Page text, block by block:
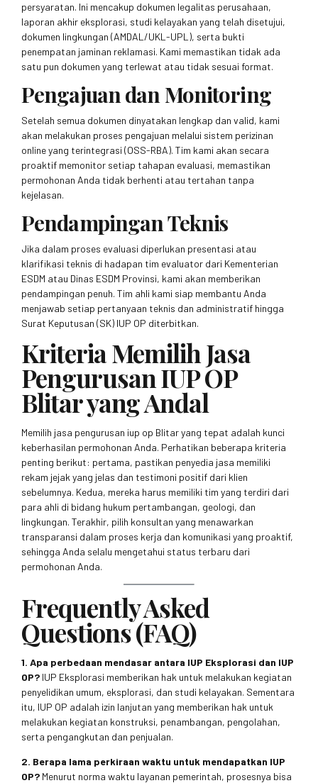
persyaratan. Ini mencakup dokumen legalitas perusahaan,
laporan akhir eksplorasi, studi kelayakan yang telah disetujui,
dokumen lingkungan (AMDAL/UKL-UPL), serta bukti
penempatan jaminan reklamasi. Kami memastikan tidak ada
satu pun dokumen yang terlewat atau tidak sesuai format.
Pengajuan dan Monitoring
Setelah semua dokumen dinyatakan lengkap dan valid, kami
akan melakukan proses pengajuan melalui sistem perizinan
online yang terintegrasi (OSS-RBA). Tim kami akan secara
proaktif memonitor setiap tahapan evaluasi, memastikan
permohonan Anda tidak berhenti atau tertahan tanpa
kejelasan.
Pendampingan Teknis
Jika dalam proses evaluasi diperlukan presentasi atau
klarifikasi teknis di hadapan tim evaluator dari Kementerian
ESDM atau Dinas ESDM Provinsi, kami akan memberikan
pendampingan penuh. Tim ahli kami siap membantu Anda
menjawab setiap pertanyaan teknis dan administratif hingga
Surat Keputusan (SK) IUP OP diterbitkan.
Kriteria Memilih Jasa
Pengurusan IUP OP
Blitar yang Andal
Memilih jasa pengurusan iup op Blitar yang tepat adalah kunci
keberhasilan permohonan Anda. Perhatikan beberapa kriteria
penting berikut: pertama, pastikan penyedia jasa memiliki
rekam jejak yang jelas dan testimoni positif dari klien
sebelumnya. Kedua, mereka harus memiliki tim yang terdiri dari
para ahli di bidang hukum pertambangan, geologi, dan
lingkungan. Terakhir, pilih konsultan yang menawarkan
transparansi dalam proses kerja dan komunikasi yang proaktif,
sehingga Anda selalu mengetahui status terbaru dari
permohonan Anda.
Frequently Asked
Questions (FAQ)
1. Apa perbedaan mendasar antara IUP Eksplorasi dan IUP
OP? IUP Eksplorasi memberikan hak untuk melakukan kegiatan
penyelidikan umum, eksplorasi, dan studi kelayakan. Sementara
itu, IUP OP adalah izin lanjutan yang memberikan hak untuk
melakukan kegiatan konstruksi, penambangan, pengolahan,
serta pengangkutan dan penjualan.
2. Berapa lama perkiraan waktu untuk mendapatkan IUP
OP? Menurut norma waktu layanan pemerintah, prosesnya bisa